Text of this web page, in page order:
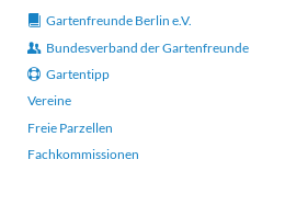
Gartenfreunde Berlin e.V.
Bundesverband der Gartenfreunde
Gartentipp
Vereine
Freie Parzellen
Fachkommissionen